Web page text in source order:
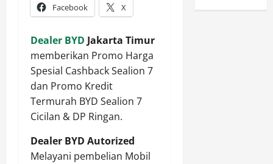
Facebook X
Dealer BYD Jakarta Timur
memberikan Promo Harga
Spesial Cashback Sealion 7
dan Promo Kredit
Termurah BYD Sealion 7
Cicilan & DP Ringan.
Dealer BYD Autorized
Melayani pembelian Mobil